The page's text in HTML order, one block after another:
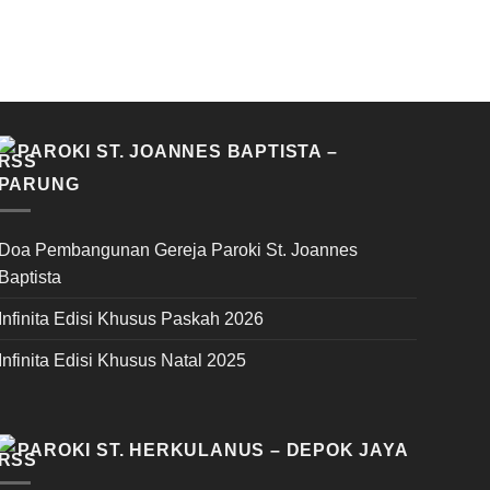
PAROKI ST. JOANNES BAPTISTA –
PARUNG
Doa Pembangunan Gereja Paroki St. Joannes
Baptista
Infinita Edisi Khusus Paskah 2026
Infinita Edisi Khusus Natal 2025
PAROKI ST. HERKULANUS – DEPOK JAYA